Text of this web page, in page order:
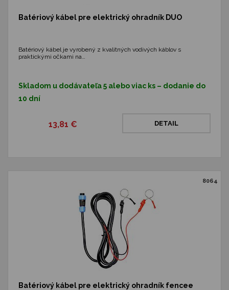
Batériový kábel pre elektrický ohradník DUO
Batériový kábel je vyrobený z kvalitných vodivých káblov s
praktickými očkami na…
Skladom u dodávateľa 5 alebo viac ks – dodanie do
10 dní
13,81 € DETAIL
8064
Batériový kábel pre elektrický ohradník fencee